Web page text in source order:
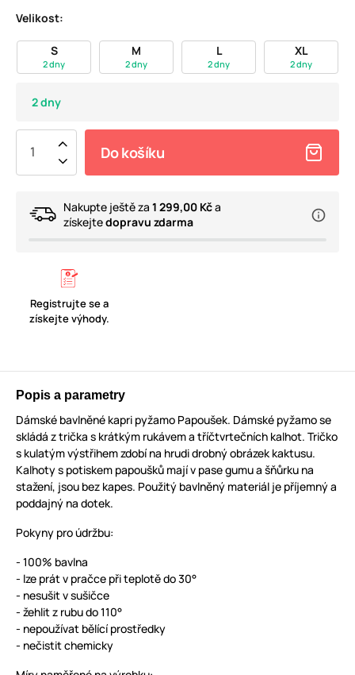
Velikost:
S
2 dny
M
2 dny
L
2 dny
XL
2 dny
2 dny
Do košíku
Nakupte ještě za 1 299,00 Kča
získejtedopravu zdarma
Registrujte se a
získejte výhody.
Popis a parametry
Dámské bavlněné kapri pyžamo Papoušek. Dámské pyžamo se
skládá z trička s krátkým rukávem a tříčtvrtečních kalhot. Tričko
s kulatým výstřihem zdobí na hrudi drobný obrázek kaktusu.
Kalhoty s potiskem papoušků mají v pase gumu a šňůrku na
stažení, jsou bez kapes. Použitý bavlněný materiál je příjemný a
poddajný na dotek.
Pokyny pro údržbu:
- 100% bavlna
- lze prát v pračce při teplotě do 30°
- nesušit v sušičce
- žehlit z rubu do 110°
- nepoužívat bělící prostředky
- nečistit chemicky